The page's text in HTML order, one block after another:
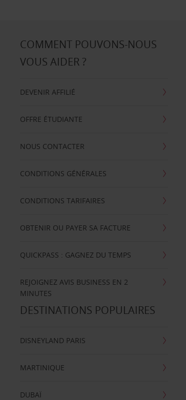
COMMENT POUVONS-NOUS
VOUS AIDER ?
DEVENIR AFFILIÉ
OFFRE ÉTUDIANTE
NOUS CONTACTER
CONDITIONS GÉNÉRALES
CONDITIONS TARIFAIRES
OBTENIR OU PAYER SA FACTURE
QUICKPASS : GAGNEZ DU TEMPS
REJOIGNEZ AVIS BUSINESS EN 2
MINUTES
DESTINATIONS POPULAIRES
DISNEYLAND PARIS
MARTINIQUE
DUBAÏ